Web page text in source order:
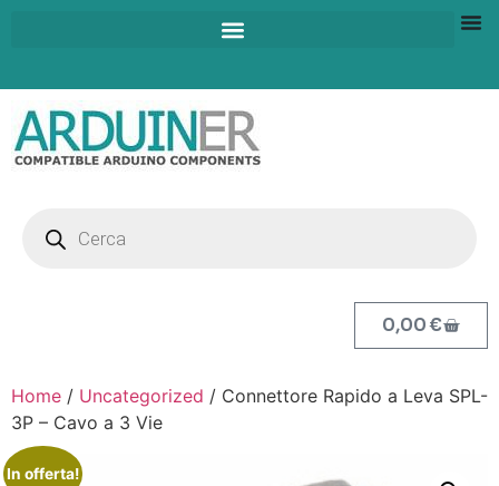
0,00€
Home / Uncategorized / Connettore Rapido a Leva SPL-
3P – Cavo a 3 Vie
In offerta!